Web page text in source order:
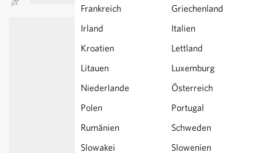
Frankreich
Griechenland
Irland
Italien
Kroatien
Lettland
Litauen
Luxemburg
Niederlande
Österreich
Polen
Portugal
Rumänien
Schweden
Slowakei
Slowenien